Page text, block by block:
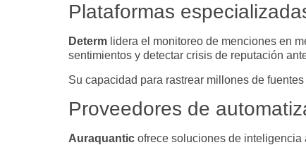
Plataformas
Determ lidera el monitoreo de menciones en
sentimientos y detectar crisis de reputación
Su capacidad para rastrear millones de
Proveedores de
Auraquantic ofrece soluciones de